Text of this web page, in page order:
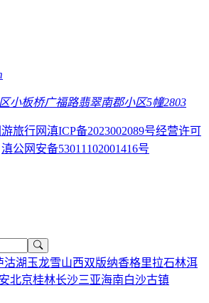
小板桥广福路翡翠南郡小区5幢2803
旅行网滇ICP备2023002089号经营许可
滇公网安备53011102001416号
沽湖 玉龙雪山西双版纳香格里拉石林洱
北京桂林长沙三亚海南白沙古镇